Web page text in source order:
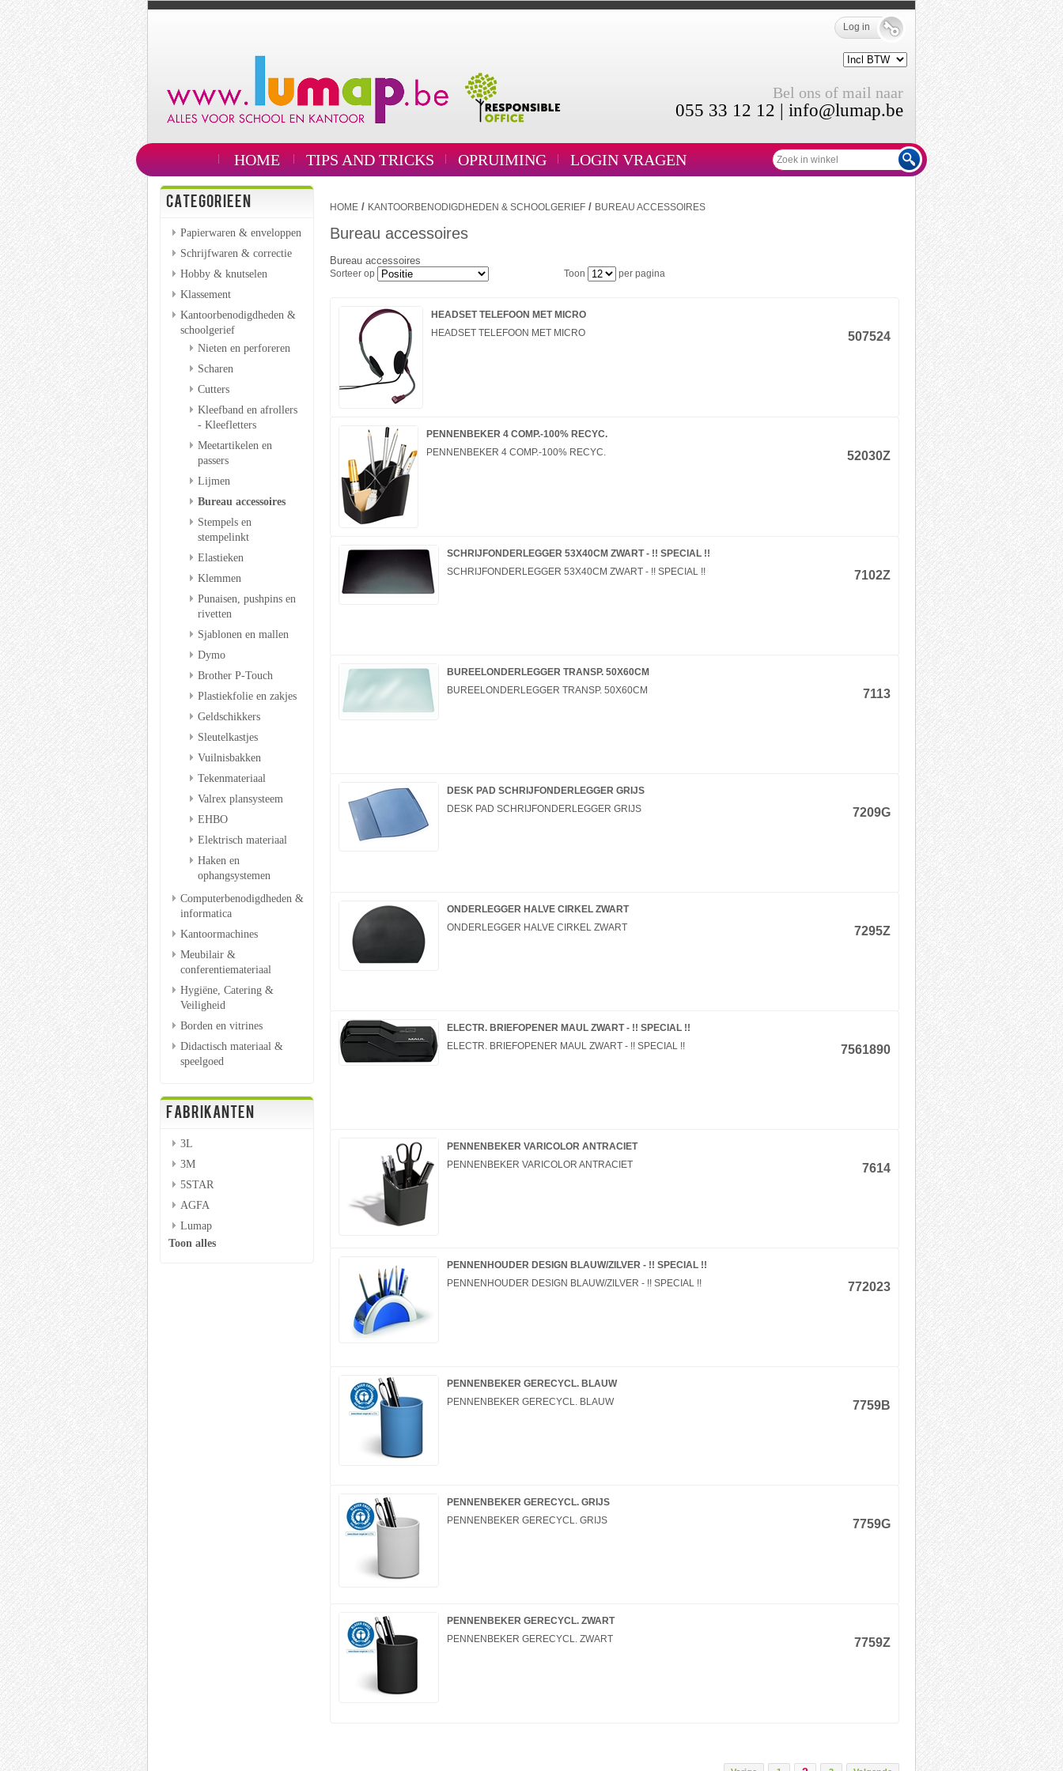
Log in
Bel ons of mail naar
055 33 12 12 | info@lumap.be
HOME TIPS AND TRICKS OPRUIMING LOGIN VRAGEN
CATEGORIEEN
Papierwaren & enveloppen
Schrijfwaren & correctie
Hobby & knutselen
Klassement
Kantoorbenodigdheden &
schoolgerief
Nieten en perforeren
Scharen
Cutters
Kleefband en afrollers
- Kleefletters
Meetartikelen en
passers
Lijmen
Bureau accessoires
Stempels en
stempelinkt
Elastieken
Klemmen
Punaisen, pushpins en
rivetten
Sjablonen en mallen
Dymo
Brother P-Touch
Plastiekfolie en zakjes
Geldschikkers
Sleutelkastjes
Vuilnisbakken
Tekenmateriaal
Valrex plansysteem
EHBO
Elektrisch materiaal
Haken en
ophangsystemen
Computerbenodigdheden &
informatica
Kantoormachines
Meubilair &
conferentiemateriaal
Hygiëne, Catering &
Veiligheid
Borden en vitrines
Didactisch materiaal &
speelgoed
FABRIKANTEN
3L
3M
5STAR
AGFA
Lumap
Toon alles
HOME / KANTOORBENODIGDHEDEN & SCHOOLGERIEF / BUREAU ACCESSOIRES
Bureau accessoires
Bureau accessoires
Sorteer op Toon per pagina
HEADSET TELEFOON MET MICRO
HEADSET TELEFOON MET MICRO
507524
PENNENBEKER 4 COMP.-100% RECYC.
PENNENBEKER 4 COMP.-100% RECYC.
52030Z
SCHRIJFONDERLEGGER 53X40CM ZWART - !! SPECIAL !!
SCHRIJFONDERLEGGER 53X40CM ZWART - !! SPECIAL !!
7102Z
BUREELONDERLEGGER TRANSP. 50X60CM
BUREELONDERLEGGER TRANSP. 50X60CM
7113
DESK PAD SCHRIJFONDERLEGGER GRIJS
DESK PAD SCHRIJFONDERLEGGER GRIJS
7209G
ONDERLEGGER HALVE CIRKEL ZWART
ONDERLEGGER HALVE CIRKEL ZWART
7295Z
ELECTR. BRIEFOPENER MAUL ZWART - !! SPECIAL !!
ELECTR. BRIEFOPENER MAUL ZWART - !! SPECIAL !!
7561890
PENNENBEKER VARICOLOR ANTRACIET
PENNENBEKER VARICOLOR ANTRACIET
7614
PENNENHOUDER DESIGN BLAUW/ZILVER - !! SPECIAL !!
PENNENHOUDER DESIGN BLAUW/ZILVER - !! SPECIAL !!
772023
PENNENBEKER GERECYCL. BLAUW
PENNENBEKER GERECYCL. BLAUW
7759B
PENNENBEKER GERECYCL. GRIJS
PENNENBEKER GERECYCL. GRIJS
7759G
PENNENBEKER GERECYCL. ZWART
PENNENBEKER GERECYCL. ZWART
7759Z